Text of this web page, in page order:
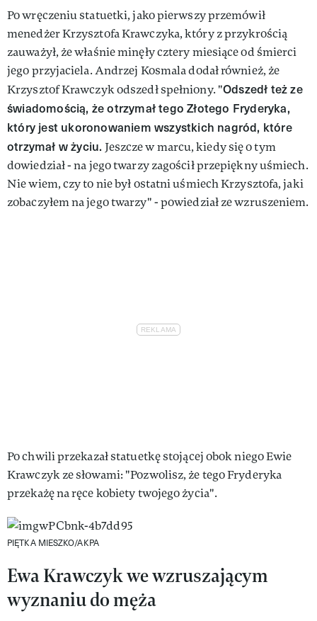
Po wręczeniu statuetki, jako pierwszy przemówił
menedżer Krzysztofa Krawczyka, który z przykrością
zauważył, że właśnie minęły cztery miesiące od śmierci
jego przyjaciela. Andrzej Kosmala dodał również, że
Krzysztof Krawczyk odszedł spełniony. "Odszedł też ze
świadomością, że otrzymał tego Złotego Fryderyka,
który jest ukoronowaniem wszystkich nagród, które
otrzymał w życiu. Jeszcze w marcu, kiedy się o tym
dowiedział - na jego twarzy zagościł przepiękny uśmiech.
Nie wiem, czy to nie był ostatni uśmiech Krzysztofa, jaki
zobaczyłem na jego twarzy" - powiedział ze wzruszeniem.
Po chwili przekazał statuetkę stojącej obok niego Ewie
Krawczyk ze słowami: "Pozwolisz, że tego Fryderyka
przekażę na ręce kobiety twojego życia".
PIĘTKA MIESZKO/AKPA
Ewa Krawczyk we wzruszającym
wyznaniu do męża